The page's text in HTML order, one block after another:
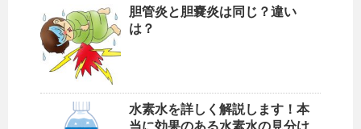
胆管炎と胆嚢炎は同じ？違い
は？
水素水を詳しく解説します！本
当に効果のある水素水の見分け